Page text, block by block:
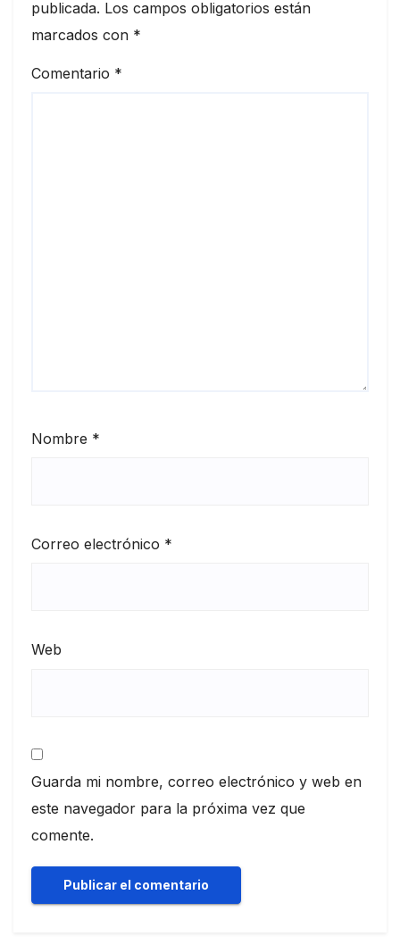
publicada. Los campos obligatorios están
marcados con *
Comentario *
Nombre *
Correo electrónico *
Web
Guarda mi nombre, correo electrónico y web en
este navegador para la próxima vez que
comente.